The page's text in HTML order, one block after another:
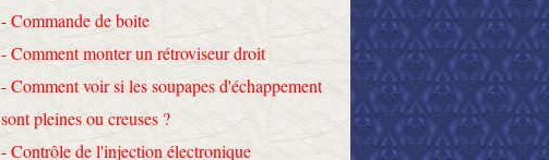
- Commande de boite
- Comment monter un rétroviseur droit
- Comment voir si les soupapes d'échappement
sont pleines ou creuses ?
- Contrôle de l'injection électronique